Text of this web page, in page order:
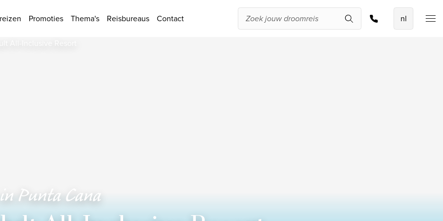
Promoties Thema's Reisbureaus Contact
De beste
Offerte aanvragen
Punta Cana